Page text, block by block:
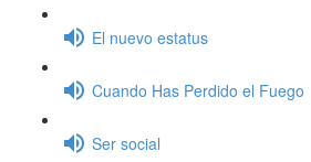
El nuevo estatus
Cuando Has Perdido el Fuego
Ser social